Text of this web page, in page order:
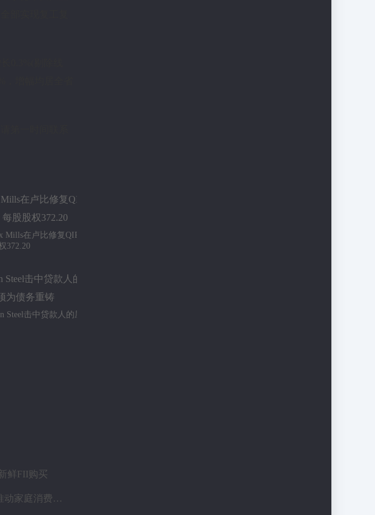
Mills在卢比修复QIP楼
372.20
Steel击中贷款人的屋顶
鲜FII购买
印度工业商会表示有必要进一步推动家庭消费和私人投资